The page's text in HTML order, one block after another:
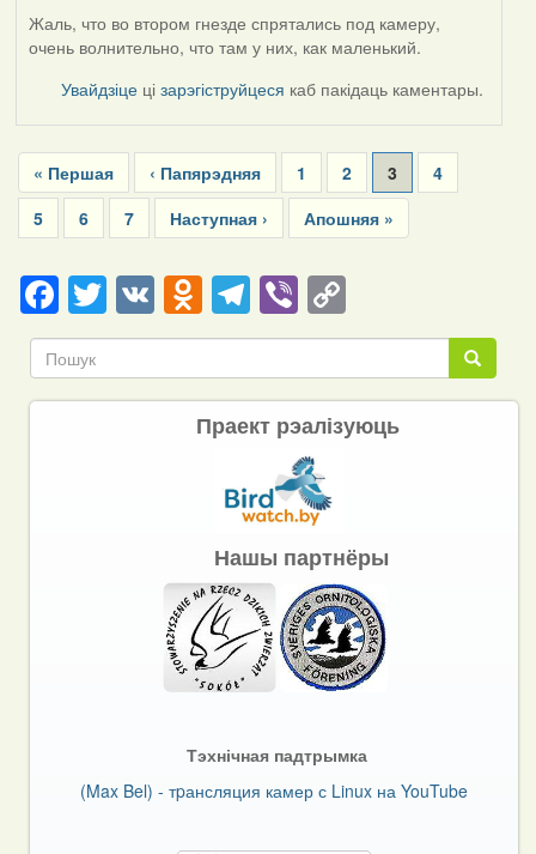
Жаль, что во втором гнезде спрятались под камеру,
очень волнительно, что там у них, как маленький.
Увайдзіце цізарэгіструйцеся каб пакідаць каментары.
Pagination
First
page
« Першая
Previous
page
‹ Папярэдняя Page
1 Page
2
Current
page
3 Page
4
Page
5 Page
6 Page
7
Next
page
Наступная ›
Last
page
Апошняя »
Facebook
Twitter
VKOdnoklassniki
Telegram
ViberCopy
Link Пошук
Пошук
Праект рэалізуюць
Нашы партнёры
Тэхнічная падтрымка
(Max Bel) - тpансляция камер с Linux на YouTube